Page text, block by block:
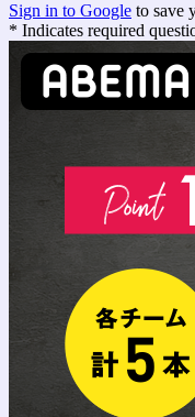
Sign in to Google to save
* Indicates required